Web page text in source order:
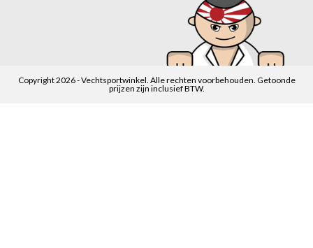
Copyright 2026 - Vechtsportwinkel. Alle rechten voorbehouden. Getoonde
prijzen zijn inclusief BTW.